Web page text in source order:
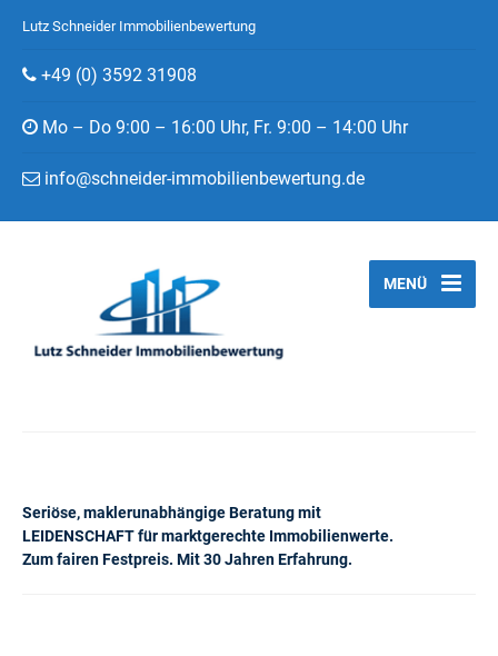
Lutz Schneider Immobilienbewertung
+49 (0) 3592 31908
Mo – Do 9:00 – 16:00 Uhr, Fr. 9:00 – 14:00 Uhr
info@schneider-immobilienbewertung.de
Seriöse, maklerunabhängige Beratung mit
LEIDENSCHAFT für marktgerechte Immobilienwerte.
Zum fairen Festpreis. Mit 30 Jahren Erfahrung.
MENÜ